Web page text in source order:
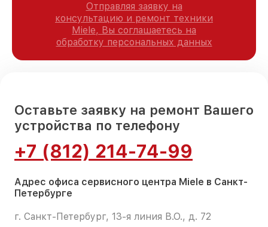
Отправляя заявку на
консультацию и ремонт техники
Miele, Вы соглашаетесь на
обработку персональных данных
Оставьте заявку на ремонт Вашего
устройства по телефону
+7 (812) 214-74-99
Адрес офиса сервисного центра Miele в Санкт-
Петербурге
г. Санкт-Петербург, 13-я линия В.О., д. 72